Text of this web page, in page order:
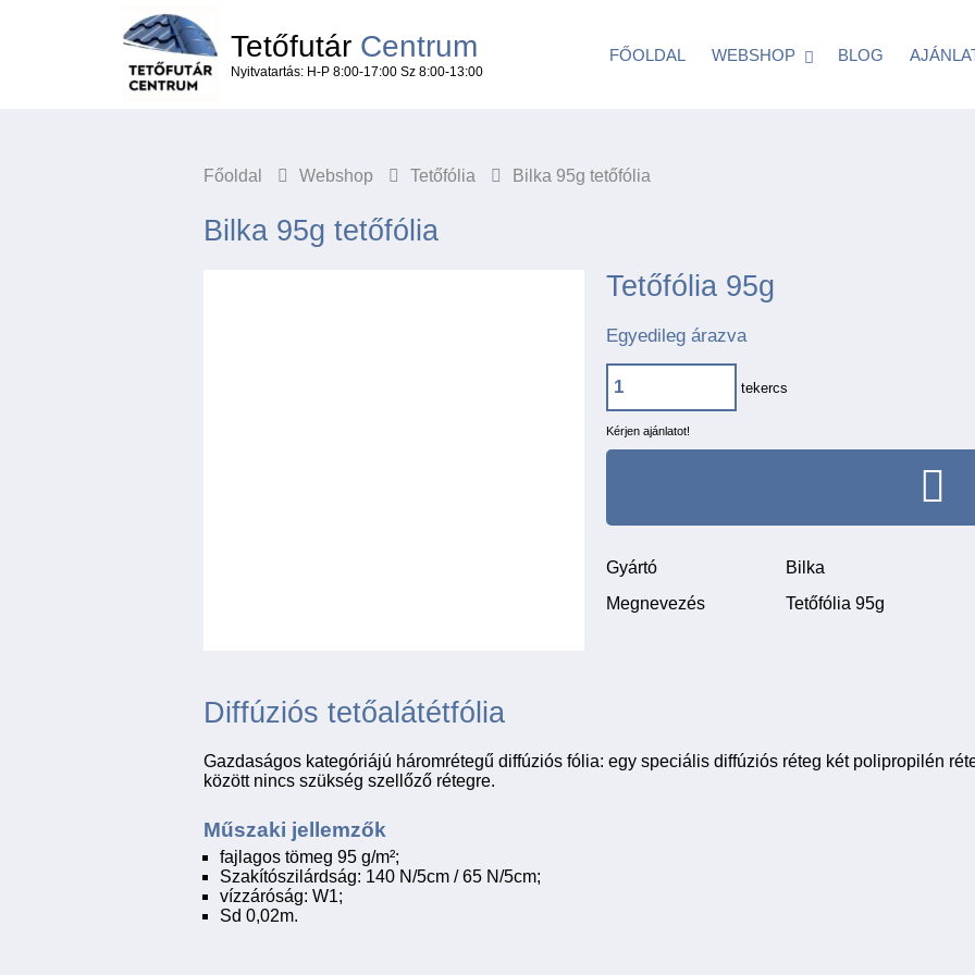
Tetőfutár Centrum
Nyitvatartás: H-P 8:00-17:00 Sz 8:00-13:00
FŐOLDAL WEBSHOP BLOG
Főoldal Webshop Tetőfólia Bilka 95g tetőfólia
Bilka 95g tetőfólia
Tetőfólia 95g
Egyedileg árazva
tekercs
Kérjen ajánlatot!
Gyártó
Bilka
Megnevezés
Tetőfólia 95g
Diffúziós tetőalátétfólia
Gazdaságos kategóriájú háromrétegű diffúziós fólia: egy speciális diffúziós réteg két polipropilén
között nincs szükség szellőző rétegre.
Műszaki jellemzők
fajlagos tömeg 95 g/m²;
Szakítószilárdság: 140 N/5cm / 65 N/5cm;
vízzáróság: W1;
Sd 0,02m.